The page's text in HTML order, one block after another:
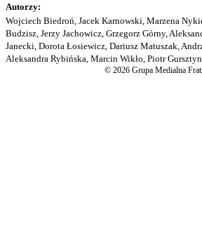
Autorzy:
Wojciech Biedroń, Jacek Karnowski, Marzena
Budzisz, Jerzy Jachowicz, Grzegorz Górny,
Janecki, Dorota Łosiewicz, Dariusz Matuszak,
Aleksandra Rybińska, Marcin Wikło, Piotr
© 2026 Grupa Medialna